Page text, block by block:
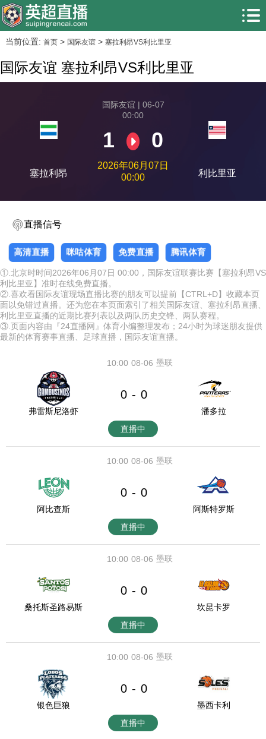
当前位置: 首页> 国际友谊> 塞拉利昂VS利比里亚
国际友谊 塞拉利昂VS利比里亚
塞拉利昂
国际友谊 | 06-07
00:00
1 0
2026年06月07日
00:00
利比里亚
直播信号
高清直播 咪咕体育 免费直播 腾讯体育
①.北京时时间2026年06月07日 00:00，国际友谊联赛比赛【塞拉利昂VS
利比里亚】准时在线免费直播。
②.喜欢看国际友谊现场直播比赛的朋友可以提前【CTRL+D】收藏本页
面以免错过直播。还为您在本页面索引了相关国际友谊、塞拉利昂直播、
利比里亚直播的近期比赛列表以及两队历史交锋、两队赛程。
③.页面内容由『24直播网』体育小编整理发布；24小时为球迷朋友提供
最新的体育赛事直播、足球直播，国际友谊直播。
08-06
10:00 墨联
弗雷斯尼洛虾
0 - 0
潘多拉
直播中
08-06
10:00 墨联
阿比查斯
0 - 0
阿斯特罗斯
直播中
08-06
10:00 墨联
桑托斯圣路易斯
0 - 0
坎昆卡罗
直播中
08-06
10:00 墨联
银色巨狼
0 - 0
墨西卡利
直播中